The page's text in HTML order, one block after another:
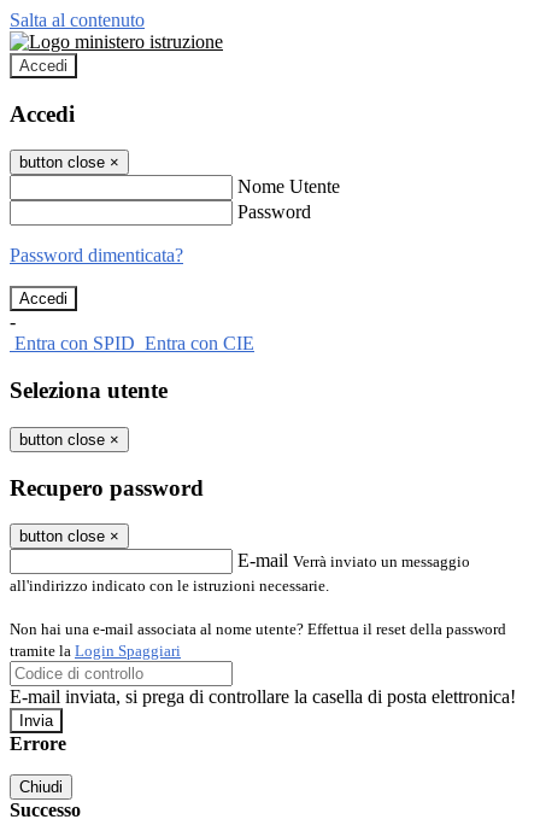
Salta al contenuto
Accedi
Accedi
button close ×
Nome Utente
Password
Password dimenticata?
-
Entra con SPID Entra con CIE
Seleziona utente
button close ×
Recupero password
button close ×
E-mail Verrà inviato un messaggio
all'indirizzo indicato con le istruzioni necessarie.
Non hai una e-mail associata al nome utente? Effettua il reset della password
tramite la Login Spaggiari
E-mail inviata, si prega di controllare la casella di posta elettronica!
Errore
Chiudi
Successo